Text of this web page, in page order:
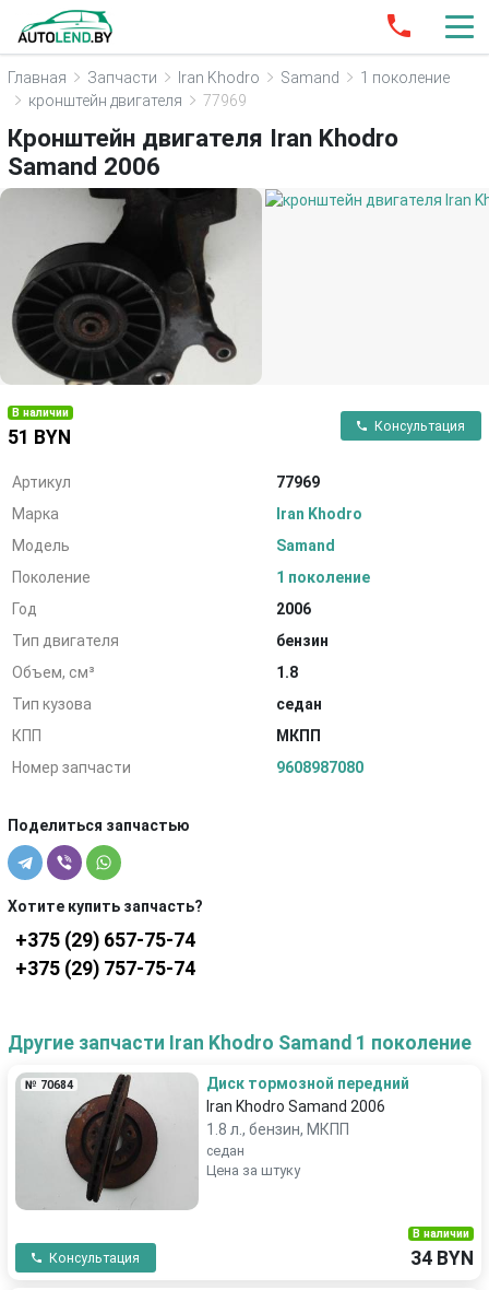
Главная Запчасти Iran Khodro Samand
1 поколение
кронштейн двигателя
77969
Кронштейн двигателя Iran Khodro
Samand 2006
В наличии
51 BYN
Консультация
Артикул
77969
Марка
Iran Khodro
Модель
Samand
Поколение
1 поколение
Год
2006
Тип двигателя
бензин
Объем, см³
1.8
Тип кузова
седан
КПП
МКПП
Номер запчасти
9608987080
Поделиться запчастью
Хотите купить запчасть?
+375 (29) 657-75-74
+375 (29) 757-75-74
Другие запчасти Iran Khodro Samand 1 поколение
№ 70684
Диск тормозной передний
Iran Khodro Samand 2006
1.8 л., бензин, МКПП
седан
Цена за штуку
Консультация
В наличии
34 BYN